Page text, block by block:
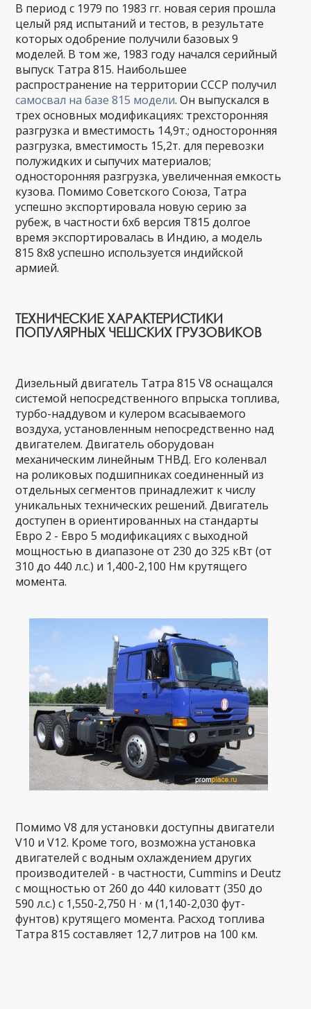
В период с 1979 по 1983 гг. новая серия прошла
целый ряд испытаний и тестов, в результате
которых одобрение получили базовых 9
моделей. В том же, 1983 году начался серийный
выпуск Татра 815. Наибольшее
распространение на территории СССР получил
самосвал на базе 815 модели. Он выпускался в
трех основных модификациях: трехсторонняя
разгрузка и вместимость 14,9т.; односторонняя
разгрузка, вместимость 15,2т. для перевозки
полужидких и сыпучих материалов;
односторонняя разгрузка, увеличенная емкость
кузова. Помимо Советского Союза, Татра
успешно экспортировала новую серию за
рубеж, в частности 6х6 версия T815 долгое
время экспортировалась в Индию, а модель
815 8x8 успешно используется индийской
армией.
ТЕХНИЧЕСКИЕ ХАРАКТЕРИСТИКИ
ПОПУЛЯРНЫХ ЧЕШСКИХ ГРУЗОВИКОВ
Дизельный двигатель Татра 815 V8 оснащался
системой непосредственного впрыска топлива,
турбо-наддувом и кулером всасываемого
воздуха, установленным непосредственно над
двигателем. Двигатель оборудован
механическим линейным ТНВД. Его коленвал
на роликовых подшипниках соединенный из
отдельных сегментов принадлежит к числу
уникальных технических решений. Двигатель
доступен в ориентированных на стандарты
Евро 2 - Евро 5 модификациях с выходной
мощностью в диапазоне от 230 до 325 кВт (от
310 до 440 л.с.) и 1,400-2,100 Нм крутящего
момента.
Помимо V8 для установки доступны двигатели
V10 и V12. Кроме того, возможна установка
двигателей с водным охлаждением других
производителей - в частности, Cummins и Deutz
с мощностью от 260 до 440 киловатт (350 до
590 л.с.) с 1,550-2,750 Н · м (1,140-2,030 фут-
фунтов) крутящего момента. Расход топлива
Татра 815 составляет 12,7 литров на 100 км.